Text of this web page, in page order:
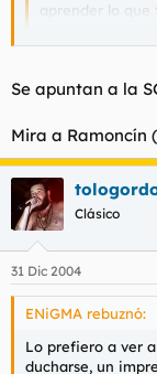
aprender lo
JAJAJAJAJAJAJA
Ver esa
cuando les toca
Aunque mas triste
Se apuntan a la
Mira a Ramoncín
Clásico
31 Dic 2004
ENiGMA rebuznó:
Lo prefiero a ver
ducharse, un